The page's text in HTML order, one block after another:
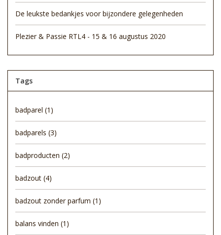
De leukste bedankjes voor bijzondere gelegenheden
Plezier & Passie RTL4 - 15 & 16 augustus 2020
Tags
badparel (1)
badparels (3)
badproducten (2)
badzout (4)
badzout zonder parfum (1)
balans vinden (1)